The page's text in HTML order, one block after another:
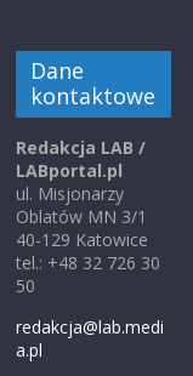
Dane
kontaktowe
Redakcja LAB /
LABportal.pl
ul. Misjonarzy
Oblatów MN 3/1
40-129 Katowice
tel.: +48 32 726 30
50
redakcja@lab.medi
a.pl